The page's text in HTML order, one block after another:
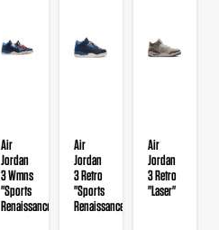
Air
Jordan
3 Wmns
"Sports
Renaissance"
Air
Jordan
3 Retro
"Sports
Renaissance"
Air
Jordan
3 Retro
"Laser"